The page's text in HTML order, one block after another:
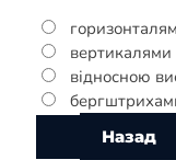
вертикалями
відносною